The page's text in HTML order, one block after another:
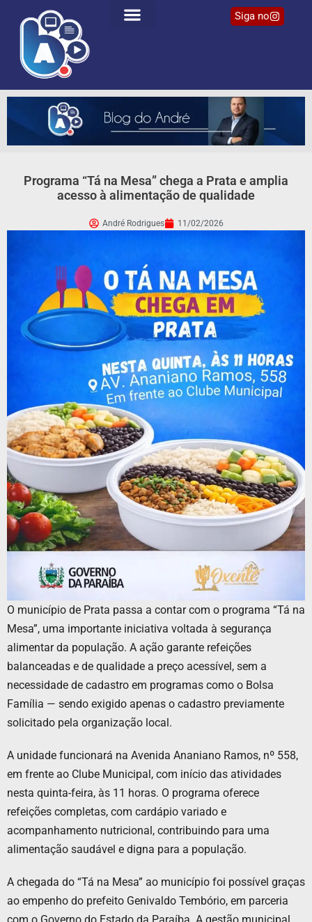
Siga no
Programa “Tá na Mesa” chega a Prata e amplia
acesso à alimentação de qualidade
André Rodrigues 11/02/2026
O município de Prata passa a contar com o programa “Tá na
Mesa”, uma importante iniciativa voltada à segurança
alimentar da população. A ação garante refeições
balanceadas e de qualidade a preço acessível, sem a
necessidade de cadastro em programas como o Bolsa
Família — sendo exigido apenas o cadastro previamente
solicitado pela organização local.
A unidade funcionará na Avenida Ananiano Ramos, nº 558,
em frente ao Clube Municipal, com início das atividades
nesta quinta-feira, às 11 horas. O programa oferece
refeições completas, com cardápio variado e
acompanhamento nutricional, contribuindo para uma
alimentação saudável e digna para a população.
A chegada do “Tá na Mesa” ao município foi possível graças
ao empenho do prefeito Genivaldo Tembório, em parceria
com o Governo do Estado da Paraíba. A gestão municipal